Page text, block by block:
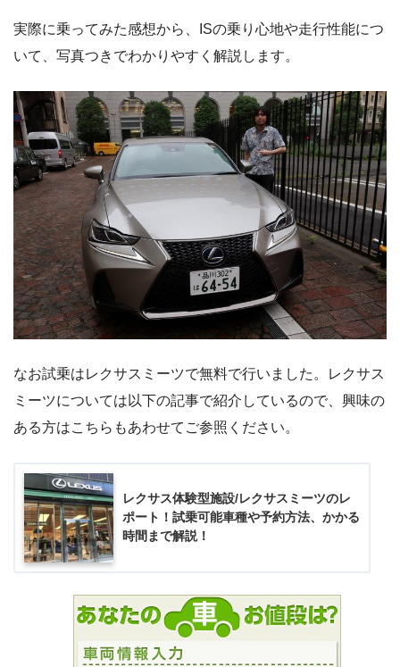
実際に乗ってみた感想から、ISの乗り心地や走行性能につ
いて、写真つきでわかりやすく解説します。
なお試乗はレクサスミーツで無料で行いました。レクサス
ミーツについては以下の記事で紹介しているので、興味の
ある方はこちらもあわせてご参照ください。
レクサス体験型施設/レクサスミーツのレ
ポート！試乗可能車種や予約方法、かかる
時間まで解説！